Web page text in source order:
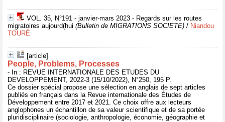
VOL. 35, N°191 - janvier-mars 2023 - Regards sur les routes
migratoires aujourd(hui (Bulletin de MIGRATIONS SOCIETE) / Niandou
TOURÉ
[article]
People, Problems, Processes
- In : REVUE INTERNATIONALE DES ETUDES DU
DEVELOPPEMENT, 2022-3 (15/10/2022), N°250, 195 P.
Ce dossier spécial propose une sélection en anglais de sept articles
publiés en français dans la Revue internationale des Études de
Développement entre 2017 et 2021. Ce choix offre aux lecteurs
anglophones un échantillon de sa valeur scientifique et de sa portée
pluridisciplinaire (sociologie, anthropologie, économie, géographie et